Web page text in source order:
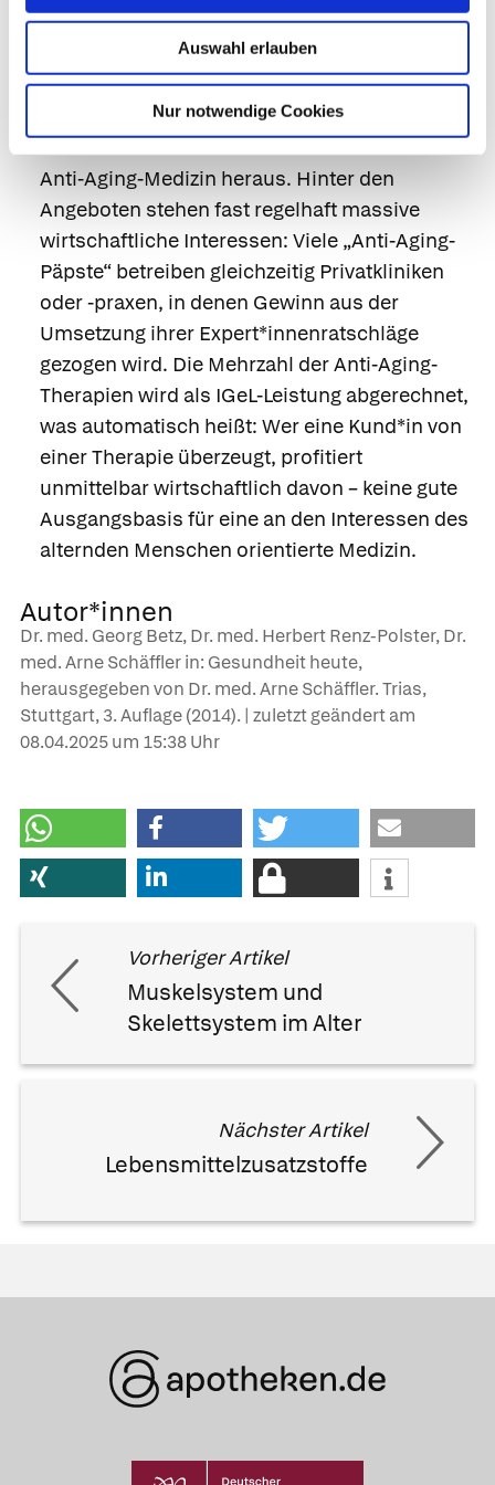
Auswahl erlauben
Nur notwendige Cookies
sich nicht nur über die Faltentiefe, die
Hormonspiegel oder die Dicke der
Speckpolster definieren.
Freiheit von wirtschaftlichen Interessen.
Anti-Aging-Medizin heraus. Hinter den
Angeboten stehen fast regelhaft massive
wirtschaftliche Interessen: Viele „Anti-Aging-
Päpste“ betreiben gleichzeitig Privatkliniken
oder -praxen, in denen Gewinn aus der
Umsetzung ihrer Expert*innenratschläge
gezogen wird. Die Mehrzahl der Anti-Aging-
Therapien wird als IGeL-Leistung abgerechnet,
was automatisch heißt: Wer eine Kund*in von
einer Therapie überzeugt, profitiert
unmittelbar wirtschaftlich davon – keine gute
Ausgangsbasis für eine an den Interessen des
alternden Menschen orientierte Medizin.
Autor*innen
Dr. med. Georg Betz, Dr. med. Herbert Renz-Polster, Dr.
med. Arne Schäffler in: Gesundheit heute,
herausgegeben von Dr. med. Arne Schäffler. Trias,
Stuttgart, 3. Auflage (2014). | zuletzt geändert am
08.04.2025um 15:38 Uhr
Vorheriger Artikel
Muskelsystem und
Skelettsystem im Alter
Nächster Artikel
Lebensmittelzusatzstoffe